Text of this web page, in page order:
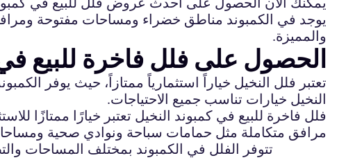
يوجد في الكمبوند مناطق خضراء ومساحات مفتوحة
والمميزة.
الحصول على فلل فاخرة للبيع في
تعتبر فلل النخيل خياراً استثمارياً ممتازاً، حيث يوفر
النخيل خيارات تناسب جميع الاحتياجات.
فلل فاخرة للبيع في كمبوند النخيل تعتبر خيارًا ممتازًا
مرافق متكاملة مثل حمامات سباحة ونوادي صحية
تتوفر الفلل في الكمبوند بمختلف المساحات